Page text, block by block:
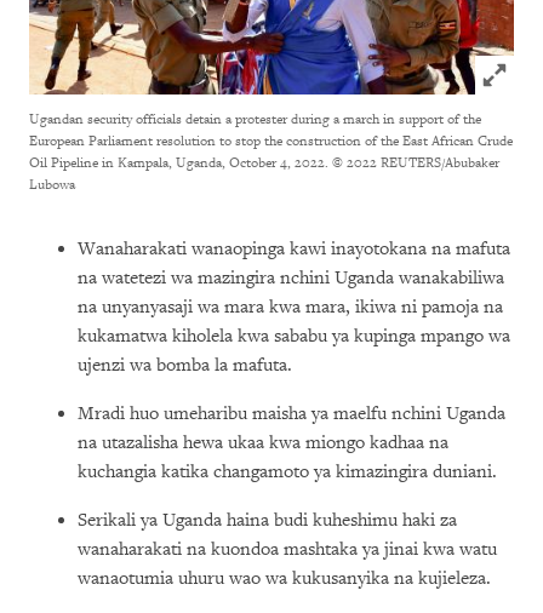
Click to
Ugandan security officials detain a protester during a march in support of the
European Parliament resolution to stop the construction of the East African Crude
Oil Pipeline in Kampala, Uganda, October 4, 2022. © 2022 REUTERS/Abubaker
Lubowa
Wanaharakati wanaopinga kawi inayotokana na mafuta
na watetezi wa mazingira nchini Uganda wanakabiliwa
na unyanyasaji wa mara kwa mara, ikiwa ni pamoja na
kukamatwa kiholela kwa sababu ya kupinga mpango wa
ujenzi wa bomba la mafuta.
Mradi huo umeharibu maisha ya maelfu nchini Uganda
na utazalisha hewa ukaa kwa miongo kadhaa na
kuchangia katika changamoto ya kimazingira duniani.
Serikali ya Uganda haina budi kuheshimu haki za
wanaharakati na kuondoa mashtaka ya jinai kwa watu
wanaotumia uhuru wao wa kukusanyika na kujieleza.